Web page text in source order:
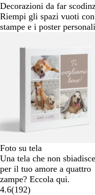
Decorazioni da far
Riempi gli spazi vuoti
stampe e i poster
Foto su tela
Una tela che non
per il tuo amore a quattro
zampe? Eccola qui.
4.6(192)